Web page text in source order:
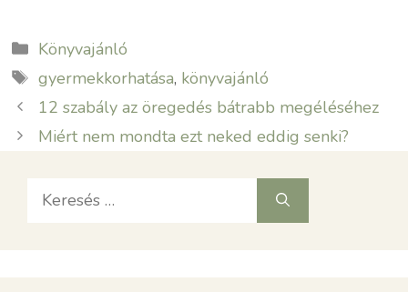
Kategória
Könyvajánló
Címkék
gyermekkorhatása, könyvajánló
12 szabály az öregedés bátrabb megéléséhez
Miért nem mondta ezt neked eddig senki?
Keresés: